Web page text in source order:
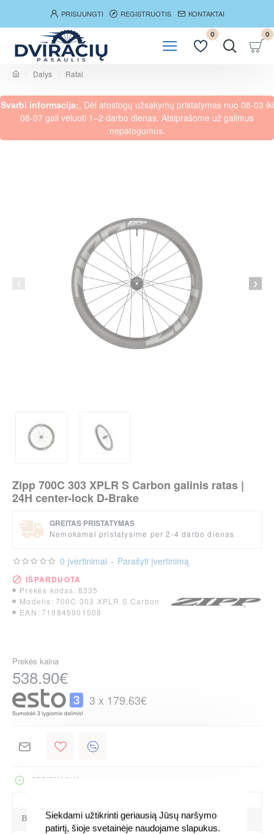
Siekdami užtikrinti geriausią Jūsų naršymo
patirtį, šioje svetainėje naudojame slapukus.
PRISIJUNGTI REGISTRUOTIS KONTAKTAI
0 0
o
m
Dalys Ratai
Svarbi informacija:, Dėl atostogų užsakymų pristatymas nuo 08-03 iki
08-07 gali vėluoti 1–2 darbo dienas. Atsiprašome už galimus
nepatogumus.
Zipp 700C 303 XPLR S Carbon galinis ratas |
24H center-lock D-Brake
IŠPARDUOTA
Prekės kodas: 8335
Modelis: 700C 303 XPLR S Carbon
EAN: 710845901508
0 įvertinimai - Parašyti įvertinimą
Prekės kaina
538.90€
3 x 179.63€
GREITAS PRISTATYMAS
Nemokamai pristatysime per 2-4 darbo dienas
SPCIFIKACIJA
BENDRA INFORMACIJA